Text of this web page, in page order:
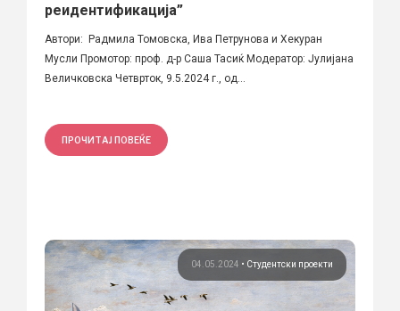
реидентификација”
Автори: Радмила Томовска, Ива Петрунова и Хекуран
Мусли Промотор: проф. д-р Саша Тасиќ Модератор: Јулијана
Величковска Четврток, 9.5.2024 г., од...
ПРОЧИТАЈ ПОВЕЌЕ
04.05.2024 • Студентски проекти